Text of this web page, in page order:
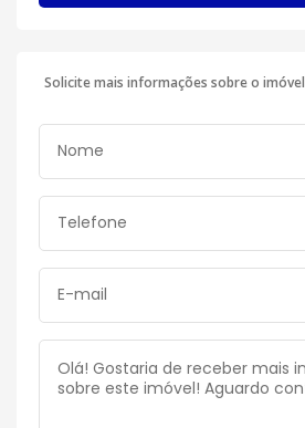
Solicite mais informações sobre o imóvel